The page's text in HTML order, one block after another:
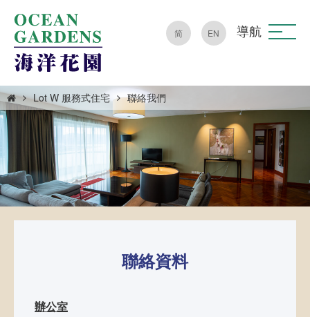
简 EN 導航
Lot W 服務式住宅 聯絡我們
聯絡資料
辦公室